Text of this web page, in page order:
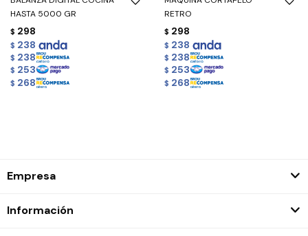
HASTA 5000 GR
$ 298
$ 238
$ 238
$ 253
$ 268
RETRO
$ 298
$ 238
$ 238
$ 253
$ 268
Empresa
Información